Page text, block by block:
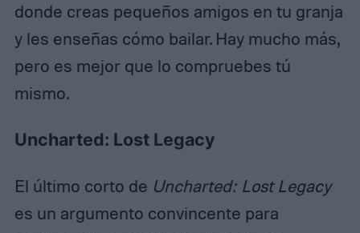
donde creas pequeños amigos en tu granja
y les enseñas cómo bailar. Hay mucho más,
pero es mejor que lo compruebes tú
mismo.
Uncharted: Lost Legacy
El último corto de Uncharted: Lost Legacy
es un argumento convincente para